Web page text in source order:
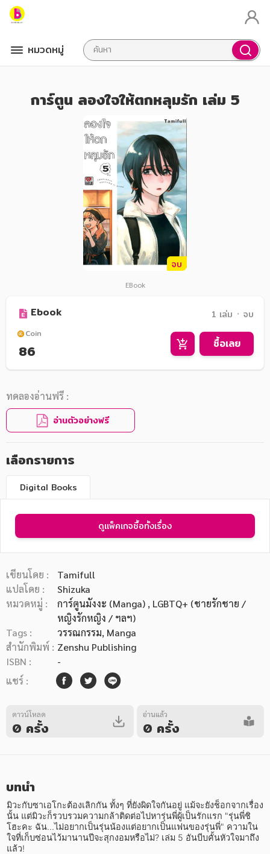
หมวดหมู่
หมวดหมู่หนังสือ
หมวดหมู่ยอดนิยม
หนังสือออกใหม่ หนังสือยอดนิยม หนังสือเช่า
อีบุ๊กอ่านฟรี
หมวดหมู่หนังสือ
อาหาร สุขภาพ การแพทย์
ศิลปะ บันเทิง กีฬา ท่องเที่ยว
การ์ตูน ลองใจให้ตกหลุมรัก เล่ม 5
จบ
EBook
Ebook 1 เล่ม ᛫ จบ
Coin
86 ซื้อเลย
ทดลองอ่านฟรี :
อ่านตัวอย่างฟรี
เลือกรายการ
Digital Books
ดูแพ็คเกจซื้อทั้งเรื่อง
เขียนโดย :
Tamifull
แปลโดย :
Shizuka
หมวดหมู่ :
การ์ตูนมังงะ (Manga) , LGBTQ+ (ชายรักชาย /
หญิงรักหญิง / ฯลฯ)
Tags :
วรรณกรรม, Manga
สำนักพิมพ์ : Zenshu Publishing
ISBN :
-
แชร์ :
ดาวน์โหลด
0 ครั้ง
อ่านแล้ว
0 ครั้ง
บทนำ
มิวะกับซาเอโกะต้องเลิกกัน ทั้งๆ ที่ยังผิดใจกันอยู่ แม้จะยังช็อกจากเรื่อง
นั้น แต่มิวะก็รวบรวมความกล้าติดต่อไปหารุ่นพี่ผู้เป็นรักแรก "รุ่นพี่ชิ
โฮะคะ ฉัน...ไม่อยากเป็นรุ่นน้องแต่อยากเป็นแฟนของรุ่นพี่" ความใน
ใจที่เก็บซ่อนไว้มานานปีจะสุกงอมหรือไม่? เล่ม 5 อันบีบคั้นหัวใจมาถึง
แล้ว!